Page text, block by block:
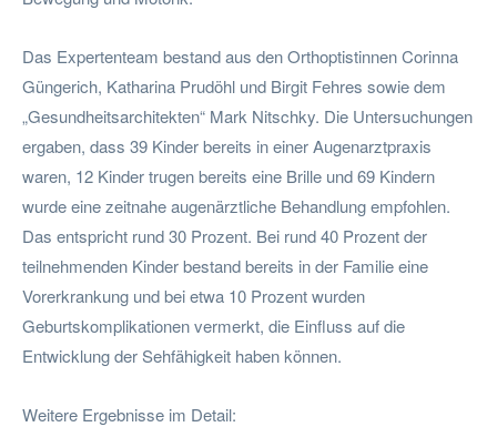
Das Expertenteam bestand aus den Orthoptistinnen Corinna
Güngerich, Katharina Prudöhl und Birgit Fehres sowie dem
„Gesundheitsarchitekten“ Mark Nitschky. Die Untersuchungen
ergaben, dass 39 Kinder bereits in einer Augenarztpraxis
waren, 12 Kinder trugen bereits eine Brille und 69 Kindern
wurde eine zeitnahe augenärztliche Behandlung empfohlen.
Das entspricht rund 30 Prozent. Bei rund 40 Prozent der
teilnehmenden Kinder bestand bereits in der Familie eine
Vorerkrankung und bei etwa 10 Prozent wurden
Geburtskomplikationen vermerkt, die Einfluss auf die
Entwicklung der Sehfähigkeit haben können.
Weitere Ergebnisse im Detail: